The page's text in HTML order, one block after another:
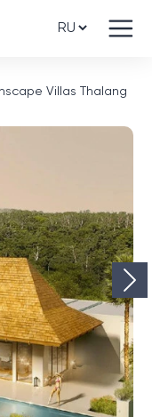
Villas Thalang